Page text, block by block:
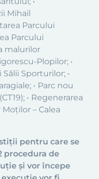
Mihail
Parcului
Parcului
malurilor
Plopilor; •
Sporturilor; •
• Parc nou
• Regenerarea
– Calea
pentru care se
procedura de
şi vor începe